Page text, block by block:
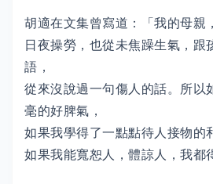
胡適在文集曾寫道：「我的母親
日夜操勞，也從未焦躁生氣，跟
語，
從來沒說過一句傷人的話。所以
毫的好脾氣，
如果我學得了一點點待人接物的
如果我能寬恕人，體諒人，我都